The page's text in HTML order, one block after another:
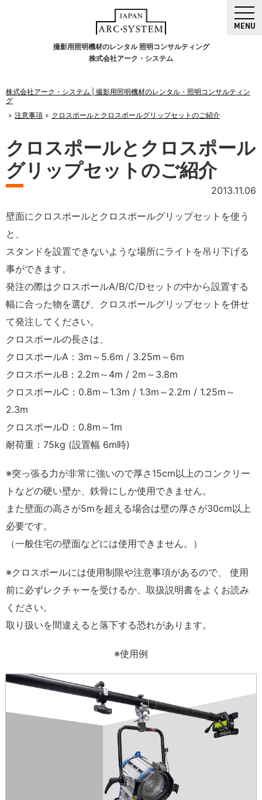
撮影用照明機材のレンタル 照明コンサルティング
株式会社アーク・システム
MENU
株式会社アーク・システム | 撮影用照明機材のレンタル・照明コンサルティン
グ
注意事項
クロスポールとクロスポールグリップセットのご紹介
クロスポールとクロスポール
グリップセットのご紹介
2013.11.06
壁面にクロスポールとクロスポールグリップセットを使う
と、
スタンドを設置できないような場所にライトを吊り下げる
事ができます。
発注の際はクロスポールA/B/C/Dセットの中から設置する
幅に合った物を選び、クロスポールグリップセットを併せ
て発注してください。
クロスポールの長さは、
クロスポールA：3m～5.6m / 3.25m～6m
クロスポールB：2.2m～4m / 2m～3.8m
クロスポールC：0.8m～1.3m / 1.3m～2.2m / 1.25m～
2.3m
クロスポールD：0.8m～1m
耐荷重：75kg (設置幅 6m時)
※突っ張る力が非常に強いので厚さ15cm以上のコンクリー
トなどの硬い壁か、鉄骨にしか使用できません。
また壁面の高さが5mを超える場合は壁の厚さが30cm以上
必要です。
（一般住宅の壁面などには使用できません。）
※クロスポールには使用制限や注意事項があるので、 使用
前に必ずレクチャーを受けるか、取扱説明書をよくお読み
ください。
取り扱いを間違えると落下する恐れがあります。
※使用例